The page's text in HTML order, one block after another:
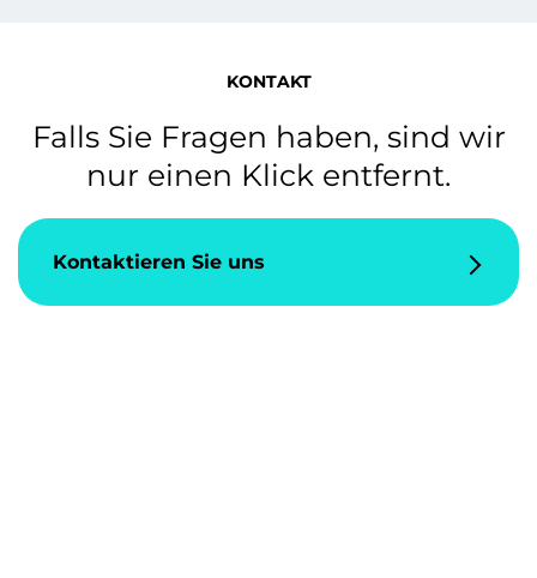
KONTAKT
Falls Sie Fragen haben, sind wir
nur einen Klick entfernt.
Kontaktieren Sie uns